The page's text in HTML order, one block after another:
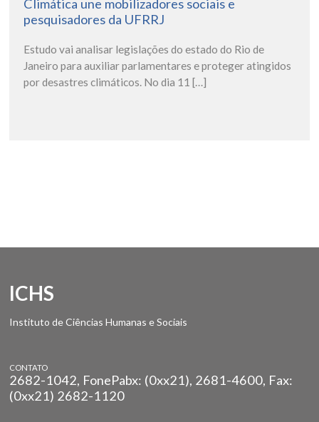
Climática une mobilizadores sociais e
pesquisadores da UFRRJ
Estudo vai analisar legislações do estado do Rio de
Janeiro para auxiliar parlamentares e proteger atingidos
por desastres climáticos. No dia 11 […]
ICHS
Instituto de Ciências Humanas e Sociais
CONTATO
2682-1042, FonePabx: (0xx21), 2681-4600, Fax:
(0xx21) 2682-1120